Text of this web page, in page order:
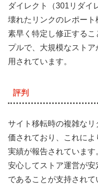
ダイレクト（301リダイ
壊れたリンクのレポー
素早く特定し修正する
プルで、大規模なスト
用されています。
評判
サイト移転時の複雑な
価されており、これに
実績が報告されています
安心してストア運営が
であることが支持されて